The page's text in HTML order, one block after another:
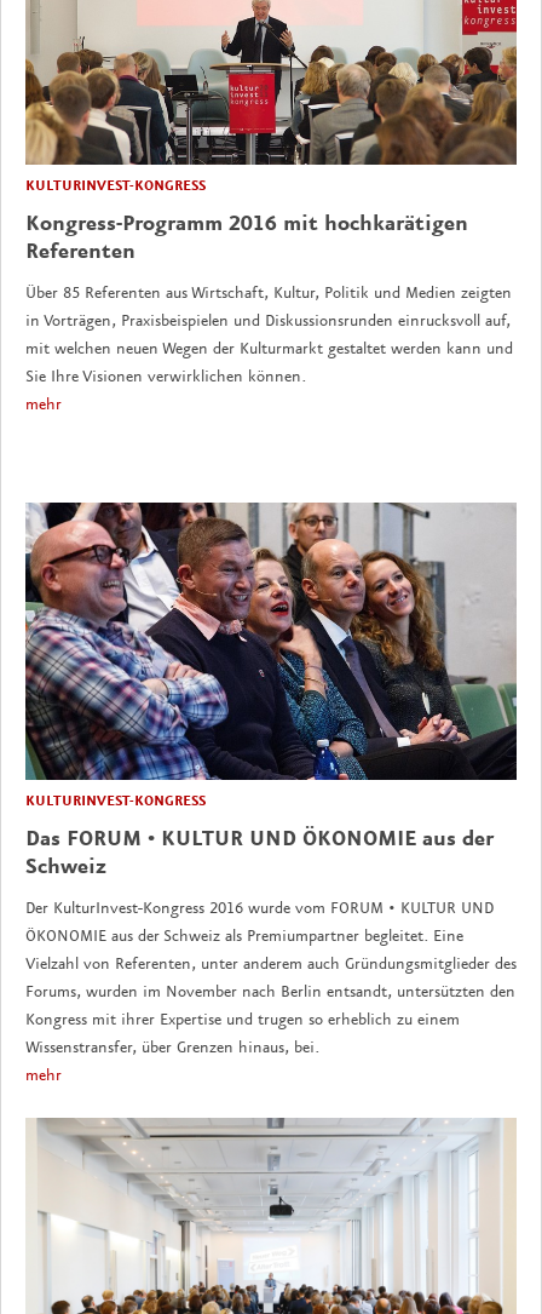
KULTURINVEST-KONGRESS
Kongress-Programm 2016 mit hochkarätigen
Referenten
Über 85 Referenten aus Wirtschaft, Kultur, Politik und Medien zeigten
in Vorträgen, Praxisbeispielen und Diskussionsrunden einrucksvoll auf,
mit welchen neuen Wegen der Kulturmarkt gestaltet werden kann und
Sie Ihre Visionen verwirklichen können.
mehr
KULTURINVEST-KONGRESS
Das FORUM • KULTUR UND ÖKONOMIE aus der
Schweiz
Der KulturInvest-Kongress 2016 wurde vom FORUM • KULTUR UND
ÖKONOMIE aus der Schweiz als Premiumpartner begleitet. Eine
Vielzahl von Referenten, unter anderem auch Gründungsmitglieder des
Forums, wurden im November nach Berlin entsandt, untersützten den
Kongress mit ihrer Expertise und trugen so erheblich zu einem
Wissenstransfer, über Grenzen hinaus, bei.
mehr